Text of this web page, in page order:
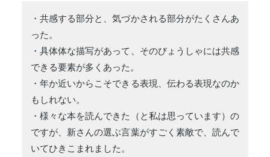
・共感する部分と、気づかされる部分がたくさんあ
った。
・具体体な描写があって、そのびょうしゃには共感
できる要素が多くあった。
・年か近いからこそできる表現、伝わる表現なのか
もしれない。
・様々な本を読んできた（と私は思っています）の
ですが、新さんの選ぶ言葉がすごく素敵で、読んで
いてひきこまれました。